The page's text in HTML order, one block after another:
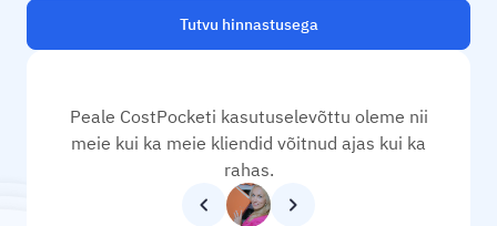
Tutvu hinnastusega
Peale CostPocketi kasutuselevõttu oleme nii
meie kui ka meie kliendid võitnud ajas kui ka
rahas.
chevron_left chevron_right